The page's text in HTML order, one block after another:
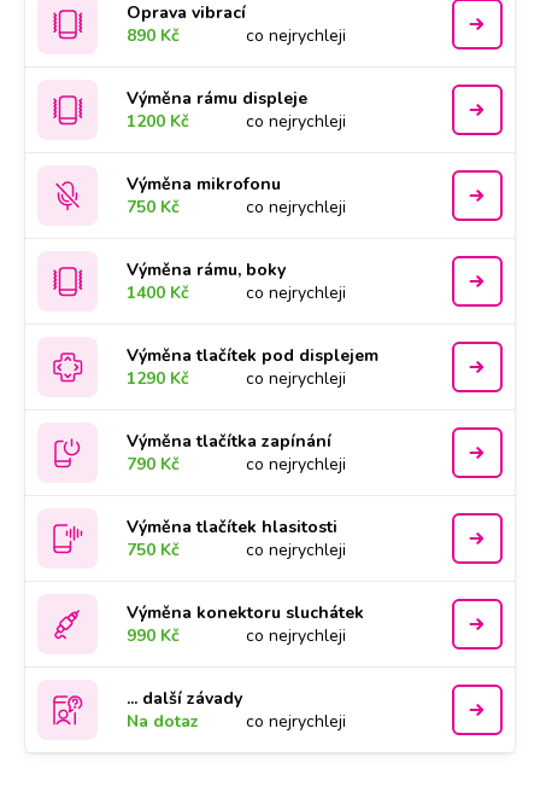
Oprava vibrací
890 Kč
co nejrychleji
Výměna rámu displeje
1200 Kč
co nejrychleji
Výměna mikrofonu
750 Kč
co nejrychleji
Výměna rámu, boky
1400 Kč
co nejrychleji
Výměna tlačítek pod displejem
1290 Kč
co nejrychleji
Výměna tlačítka zapínání
790 Kč
co nejrychleji
Výměna tlačítek hlasitosti
750 Kč
co nejrychleji
Výměna konektoru sluchátek
990 Kč
co nejrychleji
... další závady
Na dotaz
co nejrychleji